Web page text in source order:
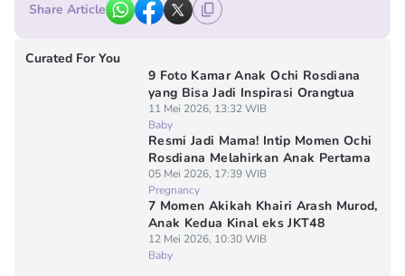
Share Article
Curated For You
9 Foto Kamar Anak Ochi Rosdiana
yang Bisa Jadi Inspirasi Orangtua
11 Mei 2026, 13:32 WIB
Baby
Resmi Jadi Mama! Intip Momen Ochi
Rosdiana Melahirkan Anak Pertama
05 Mei 2026, 17:39 WIB
Pregnancy
7 Momen Akikah Khairi Arash Murod,
Anak Kedua Kinal eks JKT48
12 Mei 2026, 10:30 WIB
Baby